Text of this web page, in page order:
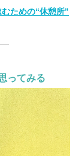
ための“休憩所”
ってみる